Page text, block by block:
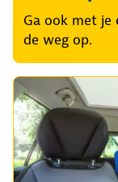
Ga ook met je
de weg op.